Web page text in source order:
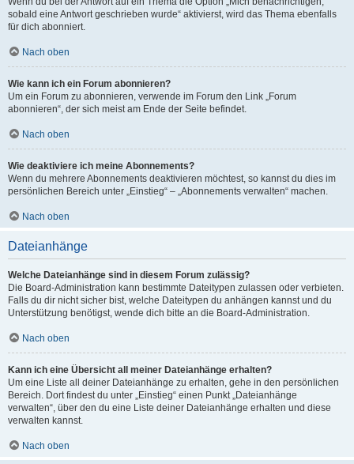
sobald eine Antwort geschrieben wurde“ aktivierst, wird das Thema ebenfalls
für dich abonniert.
Nach oben
Wie kann ich ein Forum abonnieren?
Um ein Forum zu abonnieren, verwende im Forum den Link „Forum
abonnieren“, der sich meist am Ende der Seite befindet.
Nach oben
Wie deaktiviere ich meine Abonnements?
Wenn du mehrere Abonnements deaktivieren möchtest, so kannst du dies im
persönlichen Bereich unter „Einstieg“ – „Abonnements verwalten“ machen.
Nach oben
Dateianhänge
Welche Dateianhänge sind in diesem Forum zulässig?
Die Board-Administration kann bestimmte Dateitypen zulassen oder verbieten.
Falls du dir nicht sicher bist, welche Dateitypen du anhängen kannst und du
Unterstützung benötigst, wende dich bitte an die Board-Administration.
Nach oben
Kann ich eine Übersicht all meiner Dateianhänge erhalten?
Um eine Liste all deiner Dateianhänge zu erhalten, gehe in den persönlichen
Bereich. Dort findest du unter „Einstieg“ einen Punkt „Dateianhänge
verwalten“, über den du eine Liste deiner Dateianhänge erhalten und diese
verwalten kannst.
Nach oben